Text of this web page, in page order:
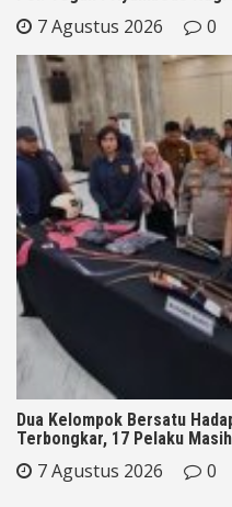
7 Agustus 2026 0
Dua Kelompok Bersatu
Terbongkar, 17 Pelaku
7 Agustus 2026 0